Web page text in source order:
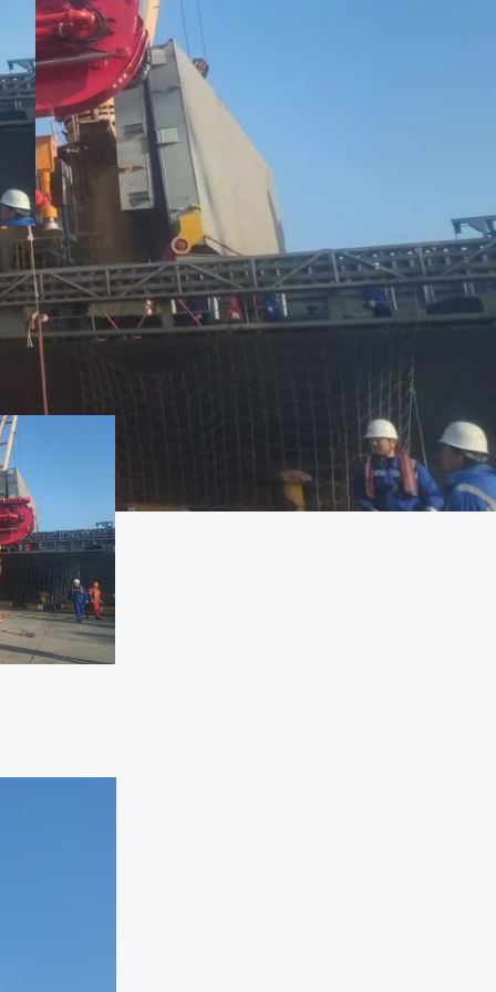
26 сентября 2025 года
комментариев
Подержанный
автобетононасос SANY 56 м
поставляется в Катар
15 июня 2025 года
Нет